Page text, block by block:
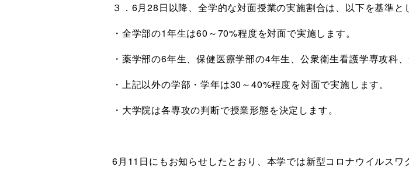
３．6月28日以降、全学的な対面授業の実施割合は、以下を基準と
・全学部の1年生は60～70%程度を対面で実施します。
・薬学部の6年生、保健医療学部の4年生、公衆衛生看護学専攻科
・上記以外の学部・学年は30～40%程度を対面で実施します。
・大学院は各専攻の判断で授業形態を決定します。
6月11日にもお知らせしたとおり、本学では新型コロナウイルス